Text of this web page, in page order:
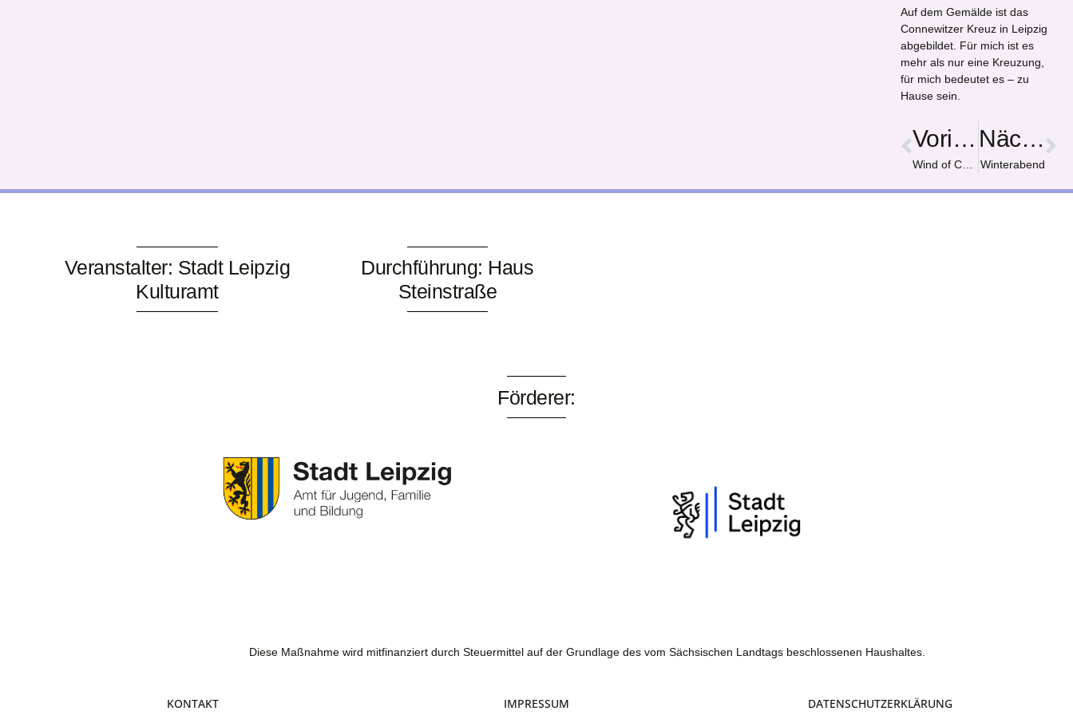
Auf dem Gemälde ist das
Connewitzer Kreuz in Leipzig
abgebildet. Für mich ist es
mehr als nur eine Kreuzung,
für mich bedeutet es – zu
Hause sein.
Vorige
Wind of Change
Nächster
Winterabend
Veranstalter: Stadt Leipzig
Kulturamt
Durchführung: Haus
Steinstraße
Förderer:
Diese Maßnahme wird mitfinanziert durch Steuermittel auf der Grundlage des vom Sächsischen Landtags beschlossenen Haushaltes.
KONTAKT IMPRESSUM DATENSCHUTZERKLÄRUNG